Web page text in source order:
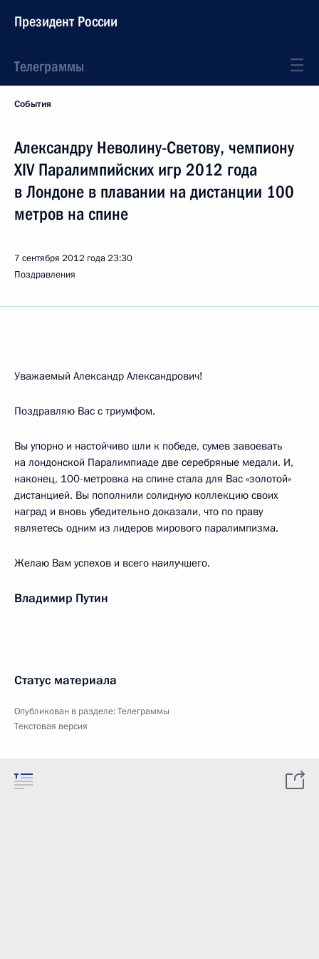
Президент России
Телеграммы
События
Александру Неволину-Светову, чемпиону
XIV Паралимпийских игр 2012 года
в Лондоне в плавании на дистанции 100
метров на спине
7 сентября 2012 года23:30
Поздравления
Уважаемый Александр Александрович!
Поздравляю Вас с триумфом.
Вы упорно и настойчиво шли к победе, сумев завоевать
на лондонской Паралимпиаде две серебряные медали. И,
наконец, 100-метровка на спине стала для Вас «золотой»
дистанцией. Вы пополнили солидную коллекцию своих
наград и вновь убедительно доказали, что по праву
являетесь одним из лидеров мирового паралимпизма.
Желаю Вам успехов и всего наилучшего.
Владимир Путин
Статус материала
Опубликован в разделе:Телеграммы
Текстовая версия